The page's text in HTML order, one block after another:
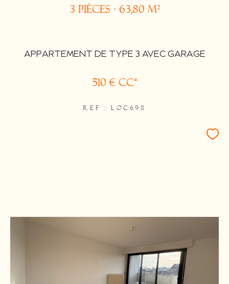
3 pièces - 63,80 m²
APPARTEMENT DE TYPE 3 AVEC GARAGE
510 € CC*
REF : LOC698